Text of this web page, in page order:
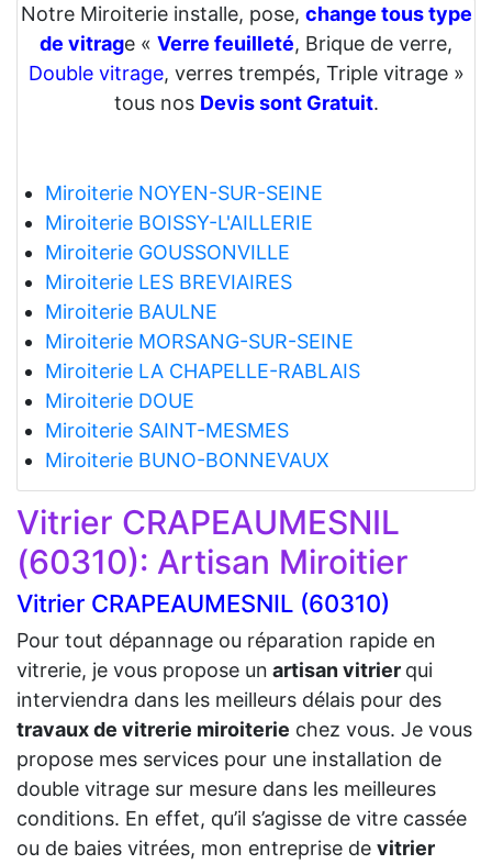
Notre Miroiterie installe, pose, change tous type
de vitrage « Verre feuilleté, Brique de verre,
Double vitrage, verres trempés, Triple vitrage »
tous nos Devis sont Gratuit.
Miroiterie NOYEN-SUR-SEINE
Miroiterie BOISSY-L'AILLERIE
Miroiterie GOUSSONVILLE
Miroiterie LES BREVIAIRES
Miroiterie BAULNE
Miroiterie MORSANG-SUR-SEINE
Miroiterie LA CHAPELLE-RABLAIS
Miroiterie DOUE
Miroiterie SAINT-MESMES
Miroiterie BUNO-BONNEVAUX
Vitrier CRAPEAUMESNIL
(60310): Artisan Miroitier
Vitrier CRAPEAUMESNIL (60310)
Pour tout dépannage ou réparation rapide en
vitrerie, je vous propose un artisan vitrier qui
interviendra dans les meilleurs délais pour des
travaux de vitrerie miroiterie chez vous. Je vous
propose mes services pour une installation de
double vitrage sur mesure dans les meilleures
conditions. En effet, qu’il s’agisse de vitre cassée
ou de baies vitrées, mon entreprise de vitrier